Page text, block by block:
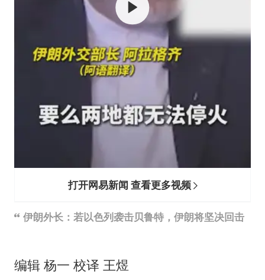
打开网易新闻 查看更多视频
伊朗外长：若以色列袭击贝鲁特，伊朗将坚决回击
编辑 杨一 校译 王煜